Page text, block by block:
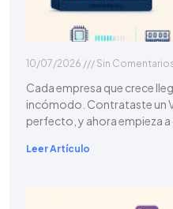
10/07/2026 Sin
Cada empresa que crece
incómodo. Contrataste un
perfecto, y ahora empieza
Leer Artículo